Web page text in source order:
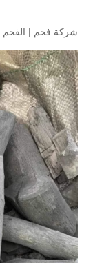
شركة فحم | الفحم